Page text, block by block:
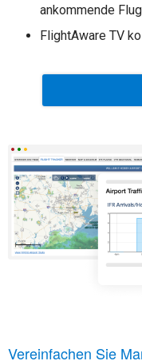
ankommende
FlightAware TV
Vereinfachen Sie